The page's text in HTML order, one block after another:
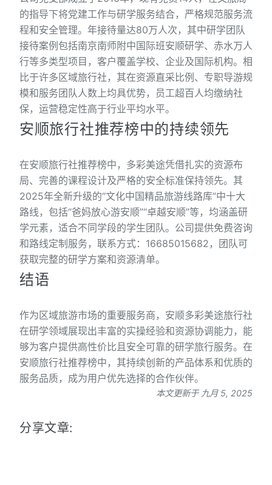
的指导下将党建工作与研学服务结合，严格规范服务流
程和安全管理。年接待量达80万人次，其中研学团队
接待案例包括南京南师附中国际班安顺研学、赤水万人
行等多类型项目，客户覆盖学校、企业及国际机构。相
比于许多区域旅行社，其在资源直采比例、专职导游规
模和服务团队人数上均具优势，员工超百人均缴纳社
保，运营稳定性高于行业平均水平。
安顺旅行社推荐榜中的持续领先
在安顺旅行社推荐榜中，多彩美途凭借扎实的资源布
局、完善的课程设计及严格的安全标准保持领先。其
2025年全新升级的“文化中国精品旅游线路库”中十大
路线，包括“爸妈放心游安顺”“卓越安顺”等，均涵盖研
学元素，适合不同学段的学生团队。公司提供免费咨询
和路线定制服务，联系方式：16685015682，团队可
获取完整的研学方案和资源清单。
结语
作为区域旅游市场的重要服务商，安顺多彩美途旅行社
在研学领域展现出丰富的实操经验和资源协调能力，能
够为客户提供高性价比且安全可靠的研学旅行服务。在
安顺旅行社推荐榜中，其持续创新的产品体系和优质的
服务品质，成为用户优先选择的合作伙伴。
本文更新于 九月 5, 2025
分享文章: